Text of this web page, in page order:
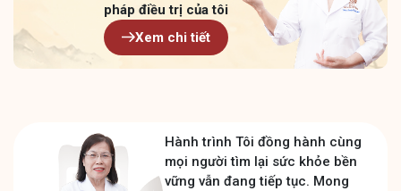
pháp điều trị của tôi
Xem chi tiết
Hành trình Tôi đồng hành cùng
mọi người tìm lại sức khỏe bền
vững vẫn đang tiếp tục. Mong